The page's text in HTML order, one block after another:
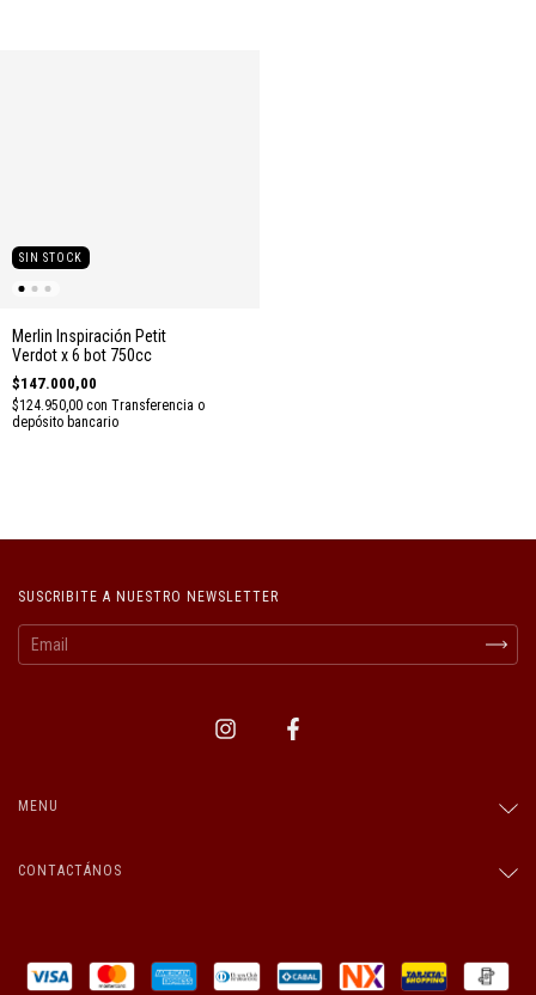
SIN STOCK
Merlin Inspiración Petit
Verdot x 6 bot 750cc
$147.000,00
$124.950,00 con Transferencia o
depósito bancario
SUSCRIBITE A NUESTRO NEWSLETTER
MENU
CONTACTÁNOS